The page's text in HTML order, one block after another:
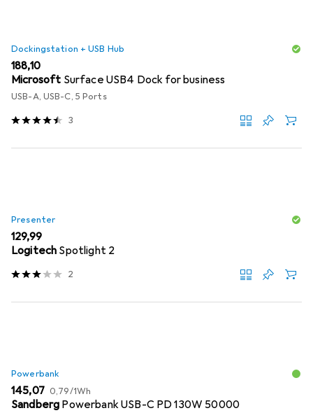
Dockingstation + USB Hub
EUR
188,10
Microsoft Surface USB4 Dock for business
USB-A, USB-C, 5 Ports
3
Presenter
EUR
129,99
Logitech Spotlight 2
2
Powerbank
EUR
145,07 EUR
0,79/1Wh
Sandberg Powerbank USB-C PD 130W 50000